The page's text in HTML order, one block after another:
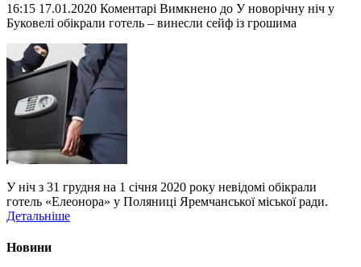
16:15 17.01.2020 Коментарі Вимкнено до У новорічну ніч у
Буковелі обікрали готель – винесли сейф із грошима
У ніч з 31 грудня на 1 січня 2020 року невідомі обікрали
готель «Елеонора» у Поляниці Яремчанської міської ради.
Детальніше
Новини